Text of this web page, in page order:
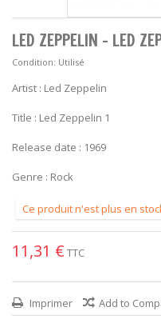
LED ZEPPELIN - LED
Condition: Utilisé
Artist : Led Zeppelin
Title : Led Zeppelin 1
Release date : 1969
Genre : Rock
Ce produit n'est plus en
11,31 € TTC
Imprimer Add to